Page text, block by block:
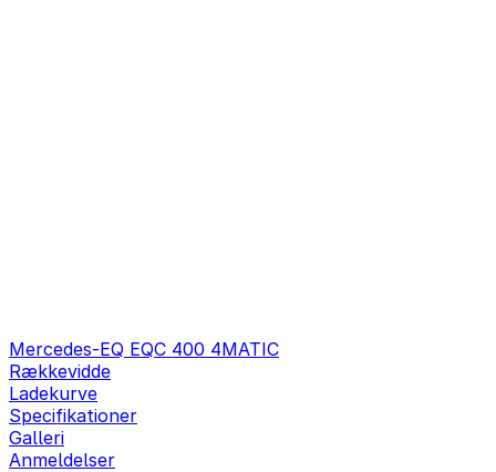
Mercedes-EQ EQC 400 4MATIC
Rækkevidde
Ladekurve
Specifikationer
Galleri
Anmeldelser